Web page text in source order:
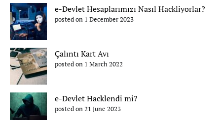
e-Devlet Hesaplarımızı Nasıl Hackliyorlar?
posted on 1 December 2023
Çalıntı Kart Avı
posted on 1 March 2022
e-Devlet Hacklendi mi?
posted on 21 June 2023